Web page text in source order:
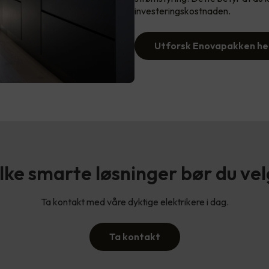
investeringskostnaden.
Utforsk Enovapakken
smarte løsninger bør du
Ta kontakt med våre dyktige elektrikere i dag.
Ta kontakt